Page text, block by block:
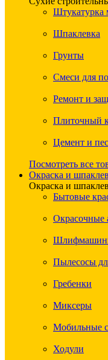
Штукатурка
Шпаклевка
Грунты
Смеси для
Ремонт и
Плиточный
Цемент и
Посмотреть все
Окраска и
Окраска и
Бытовые
Окрасочные
Пылесосы
Гребенки
Миксеры
Мобильные
Ходули